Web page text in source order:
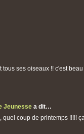
ses oiseaux !! c'est beau
Jeunesse a dit…
quel coup de printemps !!!!!